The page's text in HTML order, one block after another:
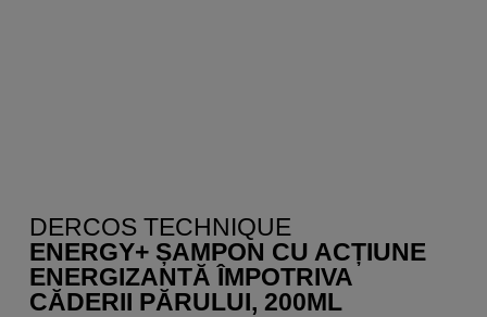
DERCOS TECHNIQUE
ENERGY+ ȘAMPON CU ACȚIUNE
ENERGIZANTĂ ÎMPOTRIVA
CĂDERII PĂRULUI, 200ML